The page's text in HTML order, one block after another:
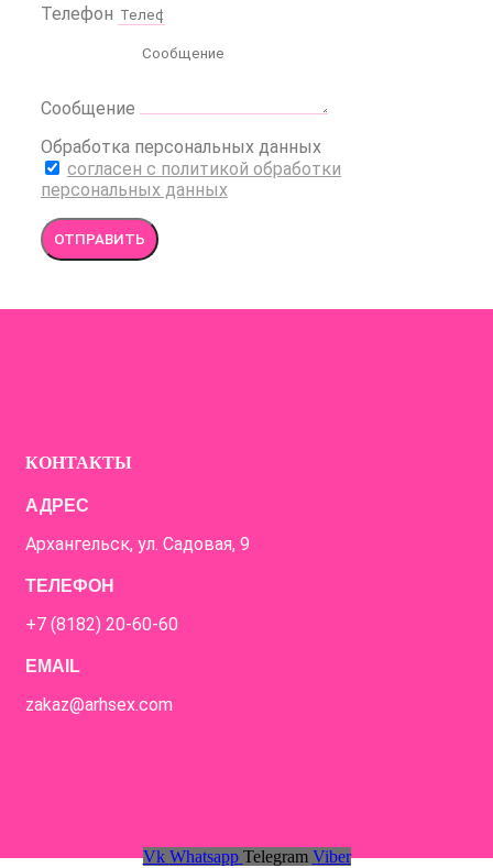
Телефон
Сообщение
Обработка персональных данных
согласен с политикой обработки
персональных данных
ОТПРАВИТЬ
КОНТАКТЫ
АДРЕС
Архангельск, ул. Садовая, 9
ТЕЛЕФОН
+7 (8182) 20-60-60
EMAIL
zakaz@arhsex.com
Vk Whatsapp Telegram Viber